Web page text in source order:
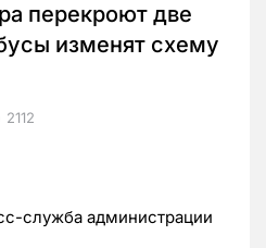
перекроют две
изменят схему
2112
служба администрации